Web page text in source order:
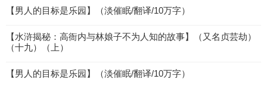
【男人的目标是乐园】（淡催眠/翻译/10万字）
【水浒揭秘：高衙内与林娘子不为人知的故事】（又名贞芸劫）
（十九）（上）
【男人的目标是乐园】（淡催眠/翻译/10万字）